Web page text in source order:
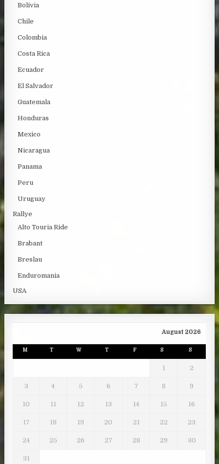
Bolivia
Chile
Colombia
Costa Rica
Ecuador
El Salvador
Guatemala
Honduras
Mexico
Nicaragua
Panama
Peru
Uruguay
Rallye
Alto Touria Ride
Brabant
Breslau
Enduromania
USA
August 2026
M T W T F S S
1 2
3 4 5 6 7 8 9
10 11 12 13 14 15 16
17 18 19 20 21 22 23
24 25 26 27 28 29 30
31